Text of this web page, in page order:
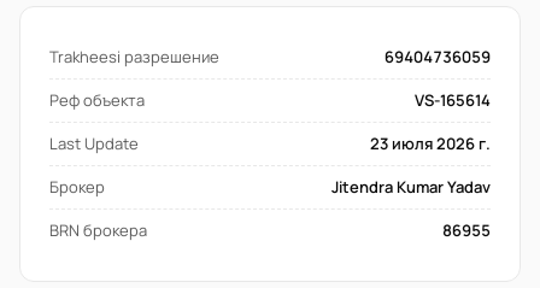
Trakheesi разрешение
69404736059
Реф объекта
VS-165614
Last Update
23 июля 2026 г.
Брокер
Jitendra Kumar Yadav
BRN брокера
86955